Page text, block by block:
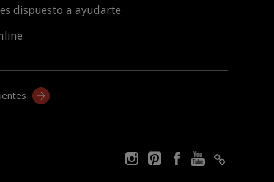
dispuesto a ayudarte